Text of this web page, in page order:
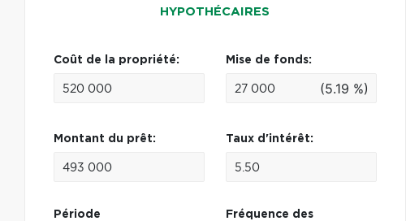
HYPOTHÉCAIRES
Coût de la propriété: Mise de fonds:
(5.19 %)
Montant du prêt: Taux d'intérêt:
Période
Fréquence des